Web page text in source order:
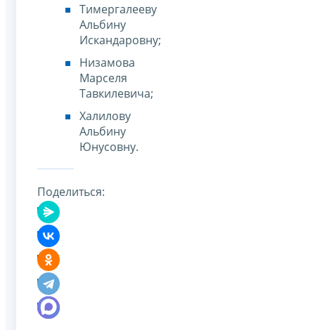
Тимергалееву
Альбину
Искандаровну;
Низамова
Марселя
Тавкилевича;
Халилову
Альбину
Юнусовну.
Поделиться: